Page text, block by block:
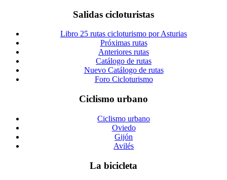
Salidas cicloturistas
Libro 25 rutas cicloturismo por Asturias
Próximas rutas
Anteriores rutas
Catálogo de rutas
Nuevo Catálogo de rutas
Foro Cicloturismo
Ciclismo urbano
Ciclismo urbano
Oviedo
Gijón
Avilés
La bicicleta